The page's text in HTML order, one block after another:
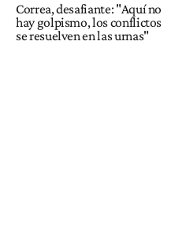
Correa, desafiante: "Aquí no
hay golpismo, los conflictos
se resuelven en las urnas"